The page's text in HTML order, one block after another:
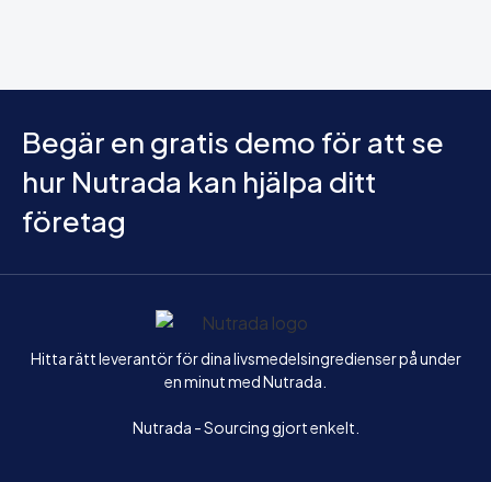
Begär en gratis demo för att se
hur Nutrada kan hjälpa ditt
företag
Hem
Hitta rätt leverantör för dina livsmedelsingredienser på under
en minut med Nutrada.
Nutrada - Sourcing gjort enkelt.